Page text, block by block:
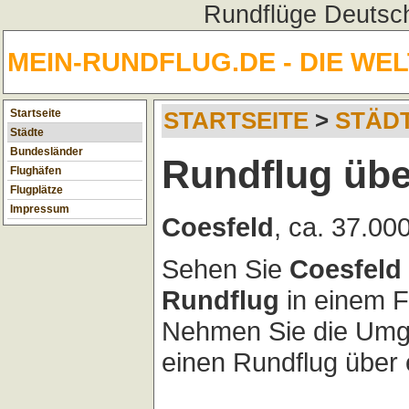
Rundflüge
MEIN-RUNDFLUG.DE - DIE
Startseite
Städte
Bundesländer
Flughäfen
Flugplätze
Impressum
STARTSEITE >
Rundflug
Coesfeld, ca.
Sehen Sie Coesfeld
Rundflug in einem
Nehmen Sie die
einen Rundflug